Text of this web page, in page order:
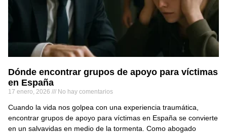
Dónde encontrar grupos de apoyo para víctimas
en España
17 enero, 2026 No hay comentarios
Cuando la vida nos golpea con una experiencia traumática,
encontrar grupos de apoyo para víctimas en España se convierte
en un salvavidas en medio de la tormenta. Como abogado